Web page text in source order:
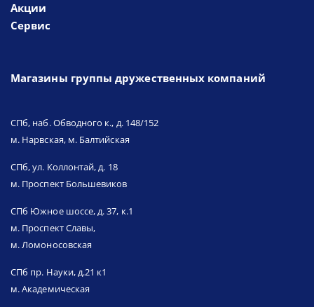
Акции
Сервис
Магазины группы дружественных компаний
СПб, наб. Обводного к., д. 148/152
м. Нарвская, м. Балтийская
СПб, ул. Коллонтай, д. 18
м. Проспект Большевиков
СПб Южное шоссе, д. 37, к.1
м. Проспект Славы,
м. Ломоносовская
СПб пр. Науки, д.21 к1
м. Академическая